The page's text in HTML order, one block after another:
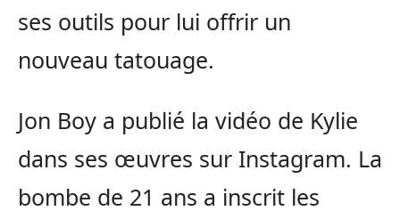
ses outils pour lui offrir un
nouveau tatouage.
Jon Boy a publié la vidéo de Kylie
dans ses œuvres sur Instagram. La
bombe de 21 ans a inscrit les